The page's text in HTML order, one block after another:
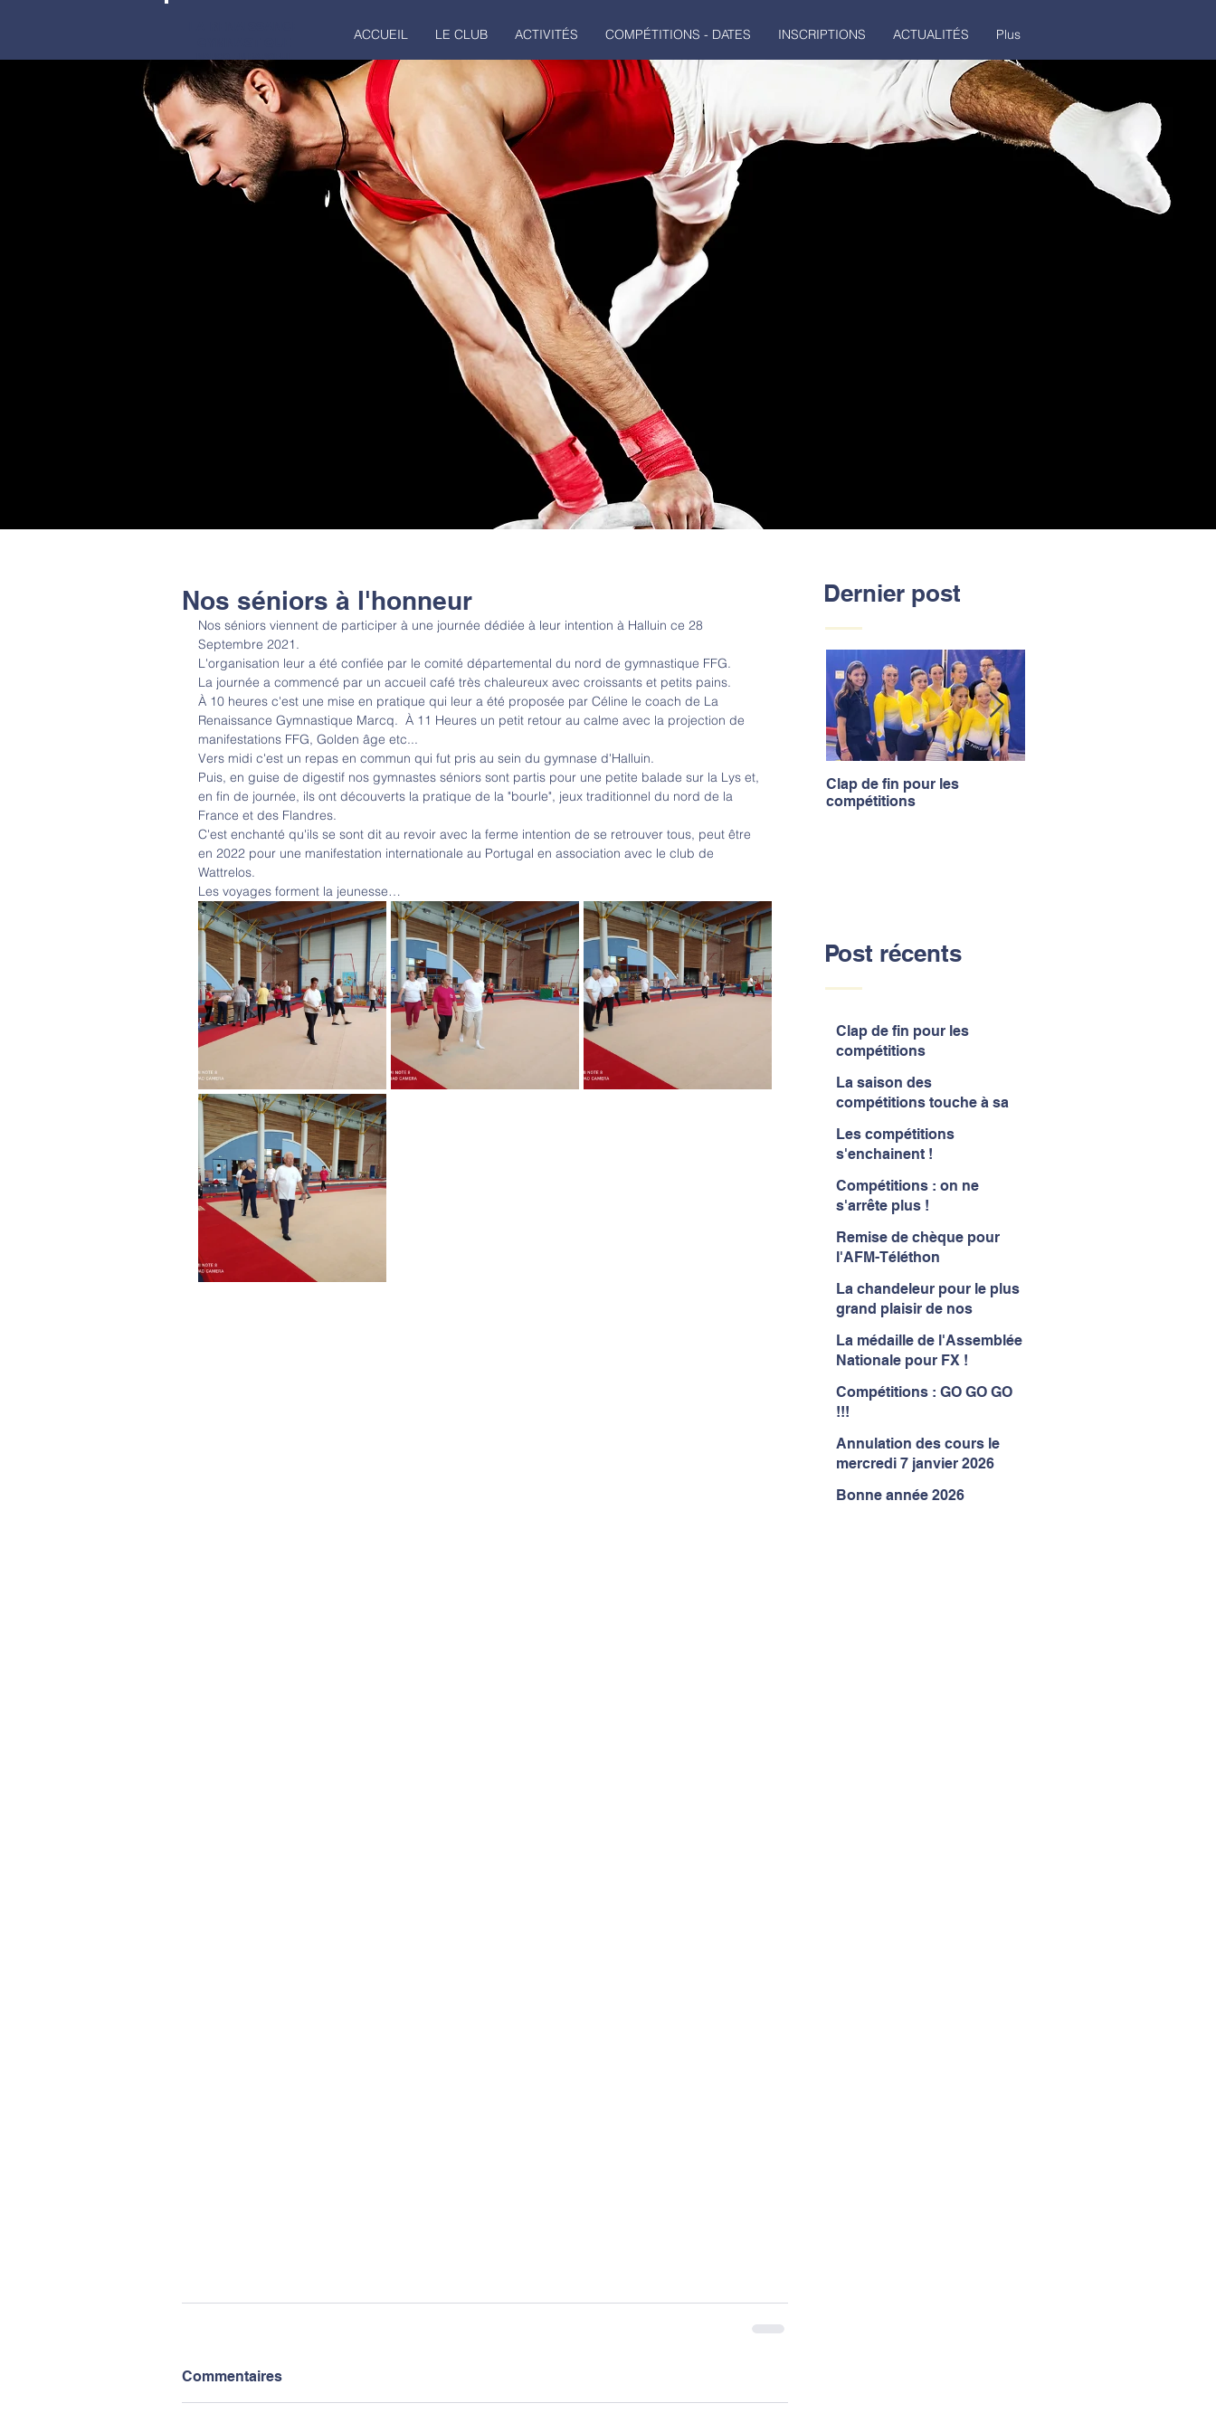
ACCUEIL LE CLUB ACTIVITÉS COMPÉTITIONS - DATES INSCRIPTIONS ACTUALITÉS Plus
Dernier post
Clap de fin pour les
compétitions
Post récents
Clap de fin pour les
compétitions
La saison des
compétitions touche à sa
Les compétitions
s'enchainent !
Compétitions : on ne
s'arrête plus !
Remise de chèque pour
l'AFM-Téléthon
La chandeleur pour le plus
grand plaisir de nos
La médaille de l'Assemblée
Nationale pour FX !
Compétitions : GO GO GO
!!!
Annulation des cours le
mercredi 7 janvier 2026
Bonne année 2026
Nos séniors à l'honneur
Nos séniors viennent de participer à une journée dédiée à leur intention à Halluin ce 28
Septembre 2021.
L'organisation leur a été confiée par le comité départemental du nord de gymnastique FFG.
La journée a commencé par un accueil café très chaleureux avec croissants et petits pains.
À 10 heures c'est une mise en pratique qui leur a été proposée par Céline le coach de La
Renaissance Gymnastique Marcq.  À 11 Heures un petit retour au calme avec la projection de
manifestations FFG, Golden âge etc...
Vers midi c'est un repas en commun qui fut pris au sein du gymnase d'Halluin.
Puis, en guise de digestif nos gymnastes séniors sont partis pour une petite balade sur la Lys et,
en fin de journée, ils ont découverts la pratique de la "bourle", jeux traditionnel du nord de la
France et des Flandres.
C'est enchanté qu'ils se sont dit au revoir avec la ferme intention de se retrouver tous, peut être
en 2022 pour une manifestation internationale au Portugal en association avec le club de
Wattrelos.
Les voyages forment la jeunesse…
Commentaires